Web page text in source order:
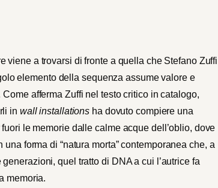
viene a trovarsi di fronte a quella che Stefano Zuffi
elemento della sequenza assume valore e
afferma Zuffi nel testo critico in catalogo,
in wall installations ha dovuto compiere una
le memorie dalle calme acque dell’oblio, dove
forma di “natura morta” contemporanea che, a
quel tratto di DNA a cui l’autrice fa
memoria.